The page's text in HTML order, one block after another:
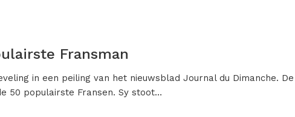
Fransman
in een peiling van het nieuwsblad Journal du Dimanche. De
50 populairste Fransen. Sy stoot…